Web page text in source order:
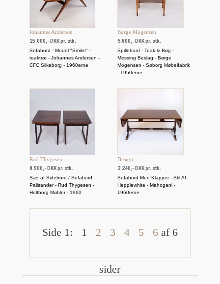
Johannes Andersen
25.000,- DKK pr. stk.
Sofabord - Model "Smilet" -
teaktræ - Johannes Andersen -
CFC Silkeborg - 1960erne
Børge Mogensen
6.800,- DKK pr. stk.
Spillebord - Teak & Bøg -
Messing Beslag - Børge
Mogensen - Søborg Møbelfabrik
- 1950erne
Rud Thygesen
8.500,- DKK pr. stk.
Sæt af Sidebord / Sofabord -
Palisander - Rud Thygesen -
Heltborg Møbler - 1960
Design
2.240,- DKK pr. stk.
Sofabord Med Klapper - Stil Af
Hepplewhite - Mahogani -
1960erne
Side 1: 1 2 3 4 5 6 af 6
sider